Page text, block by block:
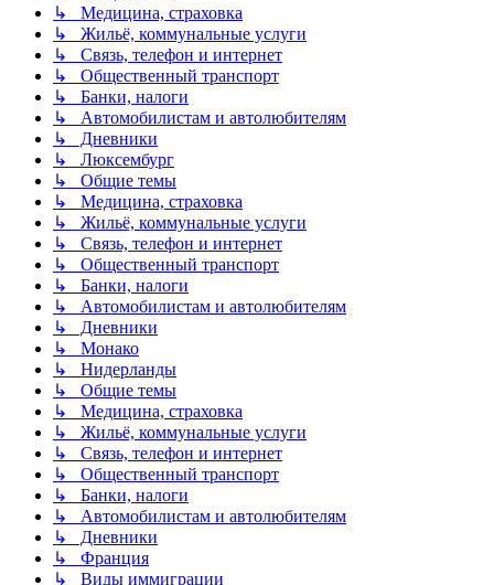
↳ Медицина, страховка
↳ Жильё, коммунальные услуги
↳ Связь, телефон и интернет
↳ Общественный транспорт
↳ Банки, налоги
↳ Автомобилистам и автолюбителям
↳ Дневники
↳ Люксембург
↳ Общие темы
↳ Медицина, страховка
↳ Жильё, коммунальные услуги
↳ Связь, телефон и интернет
↳ Общественный транспорт
↳ Банки, налоги
↳ Автомобилистам и автолюбителям
↳ Дневники
↳ Монако
↳ Нидерланды
↳ Общие темы
↳ Медицина, страховка
↳ Жильё, коммунальные услуги
↳ Связь, телефон и интернет
↳ Общественный транспорт
↳ Банки, налоги
↳ Автомобилистам и автолюбителям
↳ Дневники
↳ Франция
↳ Виды иммиграции